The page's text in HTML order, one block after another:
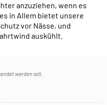
anzuziehen, wenn es
in Allem bietet unsere
vor Nässe, und
auskühlt.
werden soll.